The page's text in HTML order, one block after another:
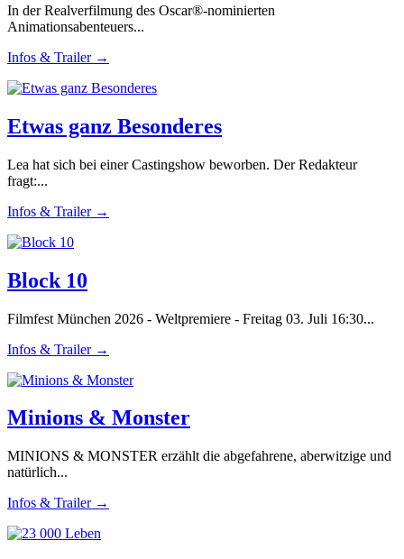
In der Realverfilmung des Oscar®-nominierten
Animationsabenteuers...
Infos & Trailer →
Etwas ganz Besonderes
Lea hat sich bei einer Castingshow beworben. Der Redakteur
fragt:...
Infos & Trailer →
Block 10
Filmfest München 2026 - Weltpremiere - Freitag 03. Juli 16:30...
Infos & Trailer →
Minions & Monster
MINIONS & MONSTER erzählt die abgefahrene, aberwitzige und
natürlich...
Infos & Trailer →